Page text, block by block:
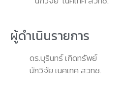
ผู้ดำเนินรายการ
ดร.บุรินทร์ เกิดทรัพย์
นักวิจัย เนคเทค สวทช.